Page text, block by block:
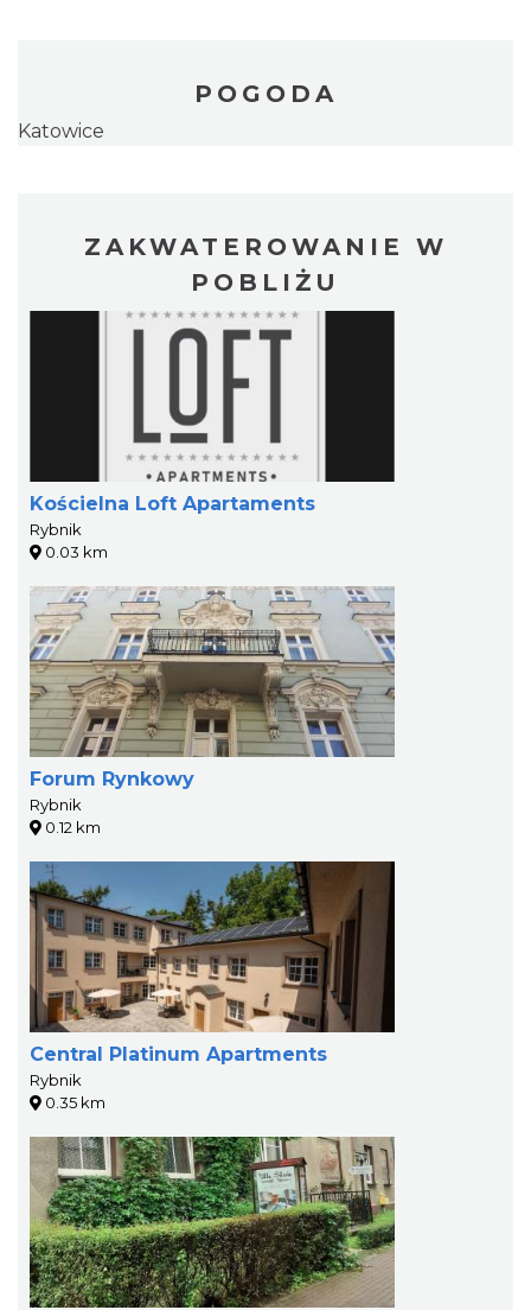
POGODA
Katowice
ZAKWATEROWANIE W
POBLIŻU
Kościelna Loft Apartaments
Rybnik
0.03 km
Forum Rynkowy
Rybnik
0.12 km
Central Platinum Apartments
Rybnik
0.35 km